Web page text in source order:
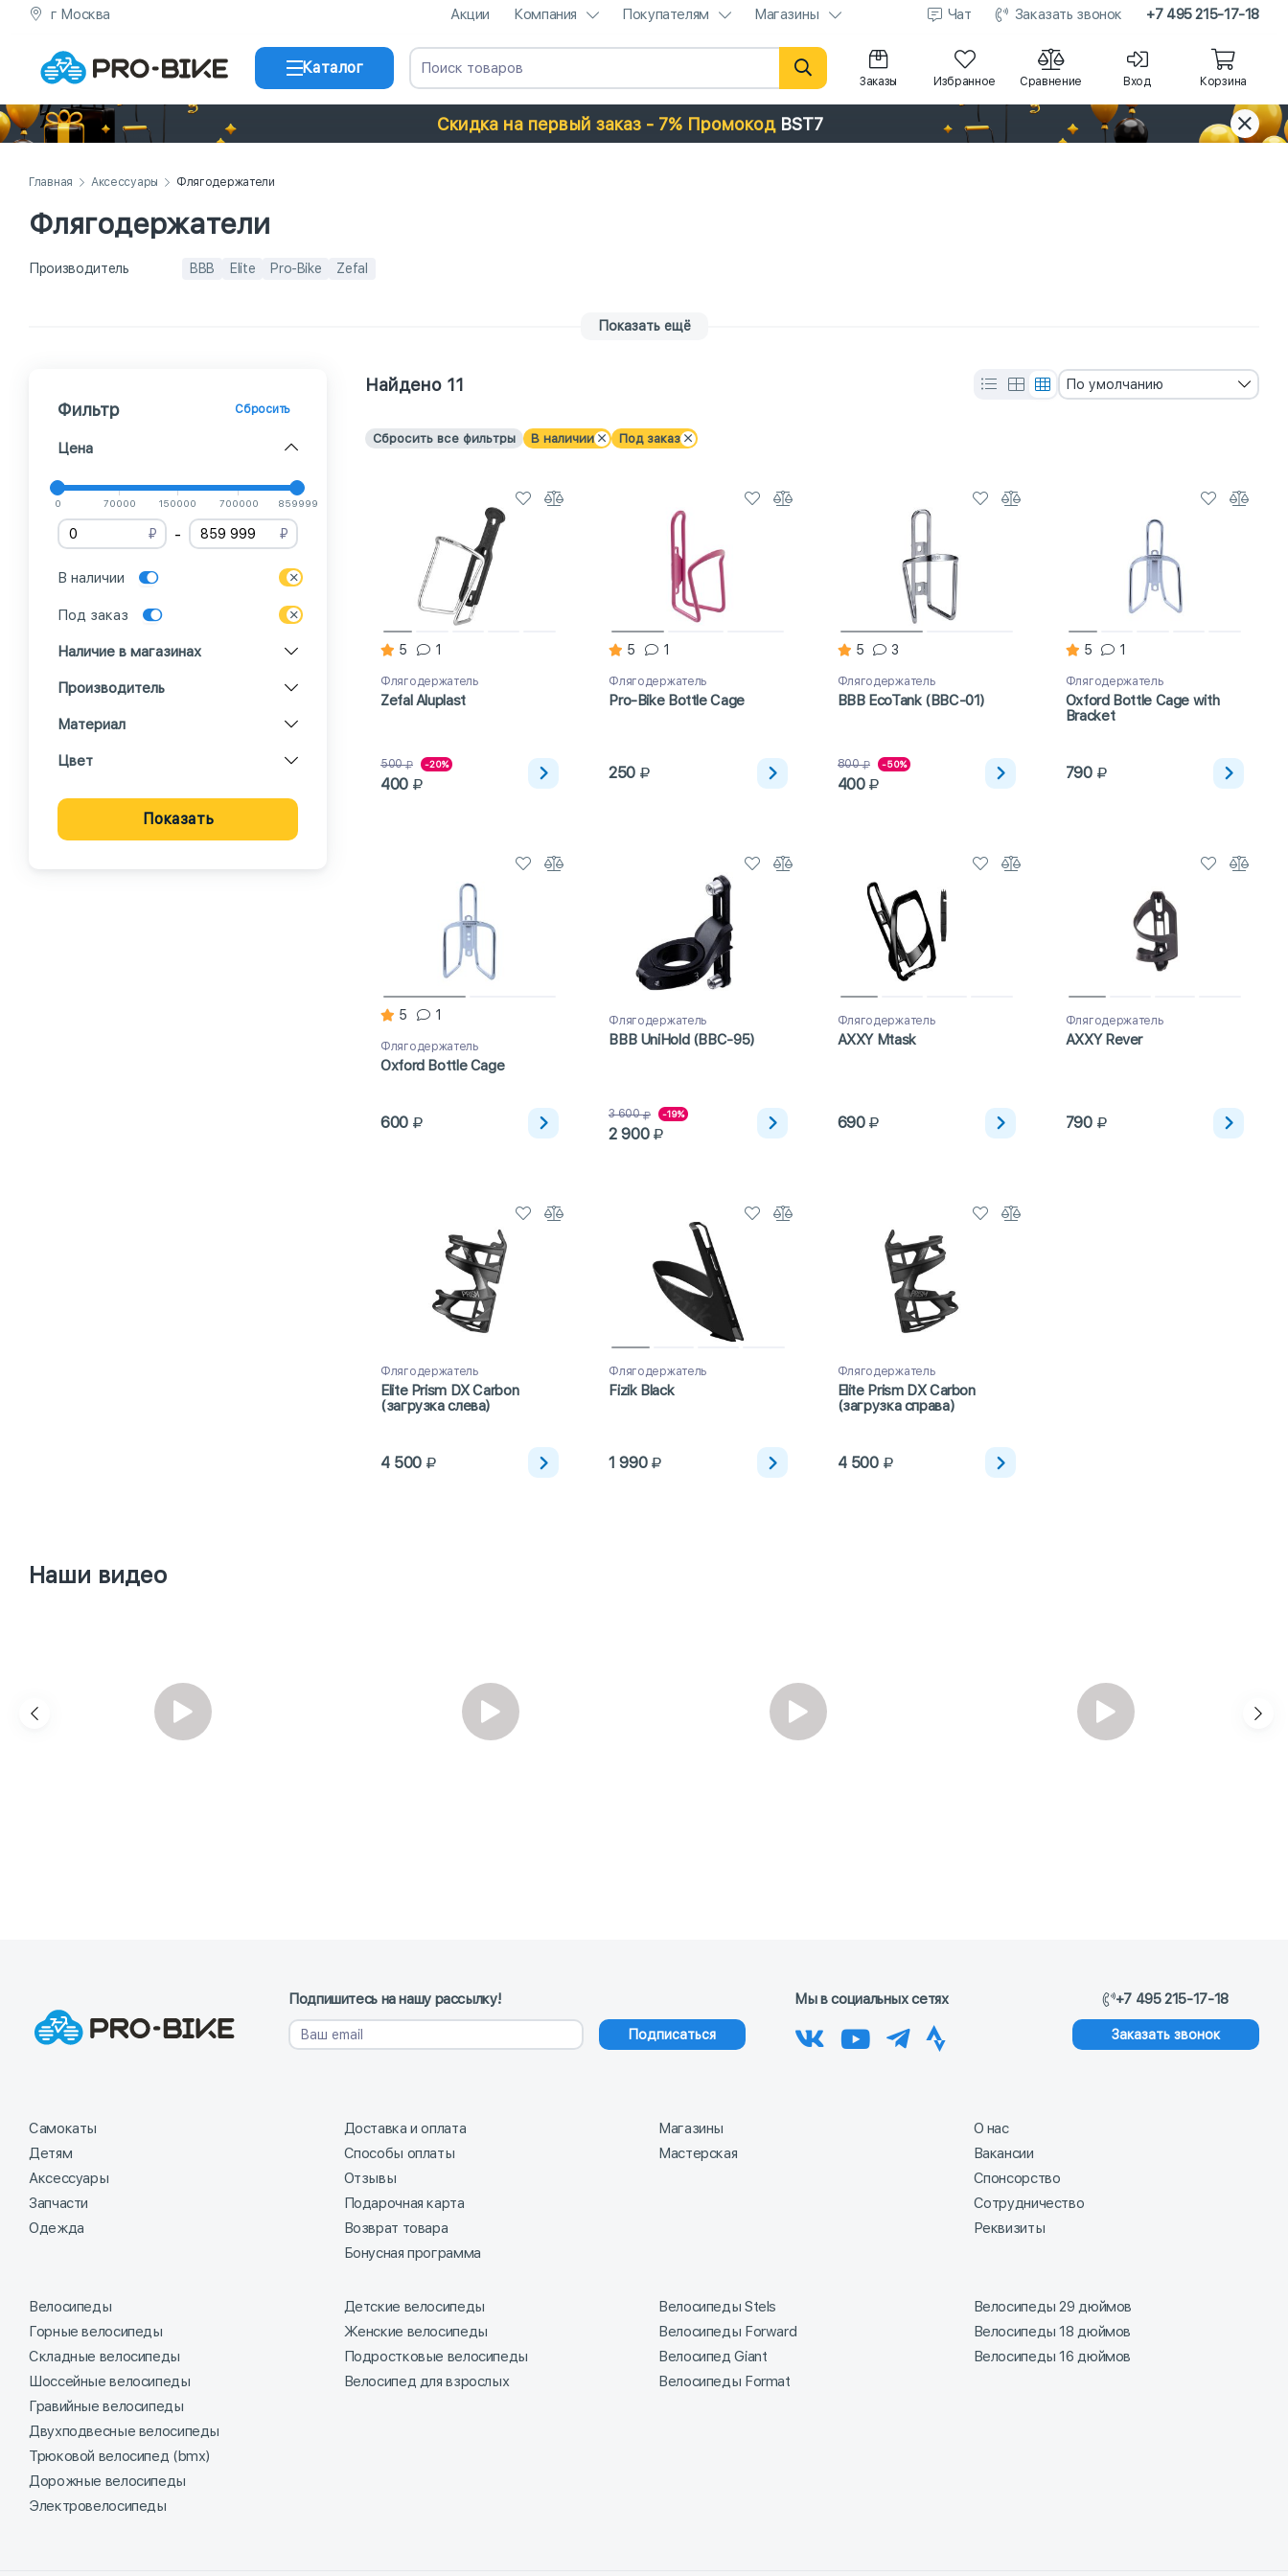
г Москва Акции Компания Покупателям Магазины Чат Заказать звонок +7 495 215-17-18
Каталог
Заказы Избранное Сравнение Вход Корзина
Скидка на первый заказ - 7% Промокод BST7
Главная Аксессуары Флягодержатели
Флягодержатели
Производитель BBB Elite Pro-Bike Zefal
Показать ещё
Найдено 11 По умолчанию
Сбросить все фильтры В наличии Под заказ
5 1
Флягодержатель
Zefal Aluplast
500 -20%
400
5 1
Флягодержатель
Pro-Bike Bottle Сage
250
5 3
Флягодержатель
BBB EcoTank (BBC-01)
800 -50%
400
5 1
Флягодержатель
Oxford Bottle Cage with
Bracket
790
5 1
Флягодержатель
Oxford Bottle Cage
600
Флягодержатель
BBB UniHold (BBC-95)
3 600 -19%
2 900
Флягодержатель
AXXY Mtask
690
Флягодержатель
AXXY Rever
790
Флягодержатель
Elite Prism DX Carbon
(загрузка слева)
4 500
Флягодержатель
Fizik Black
1 990
Флягодержатель
Elite Prism DX Carbon
(загрузка справа)
4 500
Фильтр Сбросить
Цена
0 70000 150000 700000 859999
₽ - ₽
В наличии
Под заказ
Наличие в магазинах
Производитель
Материал
Цвет
Показать
Наши видео
Подпишитесь на нашу рассылку!
Подписаться
Мы в социальных сетях +7 495 215-17-18
Заказать звонок
Самокаты
Детям
Аксессуары
Запчасти
Одежда
Доставка и оплата
Способы оплаты
Отзывы
Подарочная карта
Возврат товара
Бонусная программа
Магазины
Мастерская
О нас
Вакансии
Спонсорство
Сотрудничество
Реквизиты
Велосипеды
Горные велосипеды
Складные велосипеды
Шоссейные велосипеды
Гравийные велосипеды
Двухподвесные велосипеды
Трюковой велосипед (bmx)
Дорожные велосипеды
Электровелосипеды
Детские велосипеды
Женские велосипеды
Подростковые велосипеды
Велосипед для взрослых
Велосипеды Stels
Велосипеды Forward
Велосипед Giant
Велосипеды Format
Велосипеды 29 дюймов
Велосипеды 18 дюймов
Велосипеды 16 дюймов